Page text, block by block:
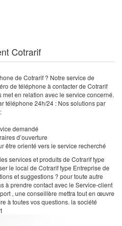
Cotrarif
de Cotrarif ? Notre service de
de téléphone à contacter de Cotrarif
en relation avec le service concerné.
téléphone 24h/24 : Nos solutions par
demandé
d’ouverture
être orienté vers le service recherché
services et produits de Cotrarif type
le local de Cotrarif type Entreprise de
et suggestions ? pour toute autre
à prendre contact avec le Service-client
, une conseillère mettra tout en œuvre
à toutes vos questions. la société